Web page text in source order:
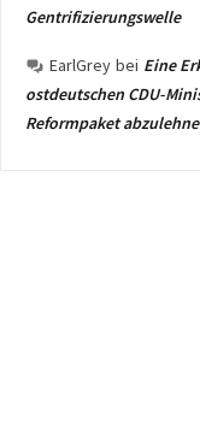
Gentrifizierungswelle
EarlGrey bei Eine
ostdeutschen CDU-
Reformpaket